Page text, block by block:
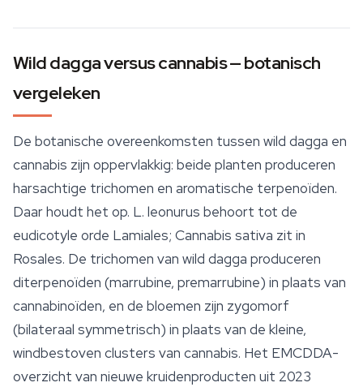
Wild dagga versus cannabis — botanisch
vergeleken
De botanische overeenkomsten tussen wild dagga en
cannabis zijn oppervlakkig: beide planten produceren
harsachtige trichomen en aromatische terpenoïden.
Daar houdt het op. L. leonurus behoort tot de
eudicotyle orde Lamiales; Cannabis sativa zit in
Rosales. De trichomen van wild dagga produceren
diterpenoïden (marrubine, premarrubine) in plaats van
cannabinoïden, en de bloemen zijn zygomorf
(bilateraal symmetrisch) in plaats van de kleine,
windbestoven clusters van cannabis. Het EMCDDA-
overzicht van nieuwe kruidenproducten uit 2023